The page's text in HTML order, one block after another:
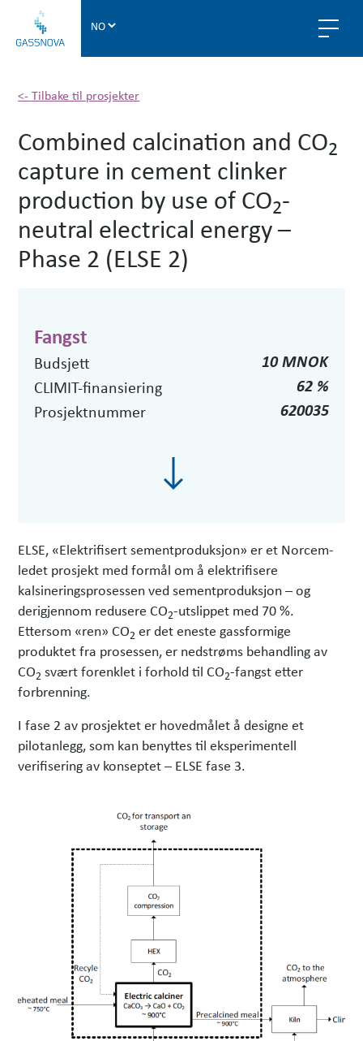
a
n
v
a
<- Tilbake til prosjekter
Combined calcination and CO2
capture in cement clinker
production by use of CO2-
neutral electrical energy –
Phase 2 (ELSE 2)
Fangst
Budsjett
10 MNOK
CLIMIT-finansiering
62 %
Prosjektnummer
620035
ELSE, «Elektrifisert sementproduksjon» er et Norcem-
ledet prosjekt med formål om å elektrifisere
kalsineringsprosessen ved sementproduksjon – og
derigjennom redusere CO2-utslippet med 70 %.
Ettersom «ren» CO2 er det eneste gassformige
produktet fra prosessen, er nedstrøms behandling av
CO2 svært forenklet i forhold til CO2-fangst etter
forbrenning.
I fase 2 av prosjektet er hovedmålet å designe et
pilotanlegg, som kan benyttes til eksperimentell
verifisering av konseptet – ELSE fase 3.